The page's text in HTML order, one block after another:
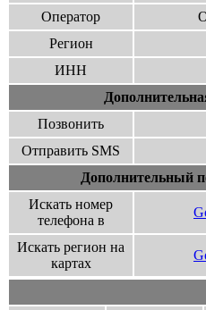
Оператор
Регион
ИНН
Позвонить
Отправить SMS
Дополнительный
Искать номер
телефона в
Искать регион на
картах